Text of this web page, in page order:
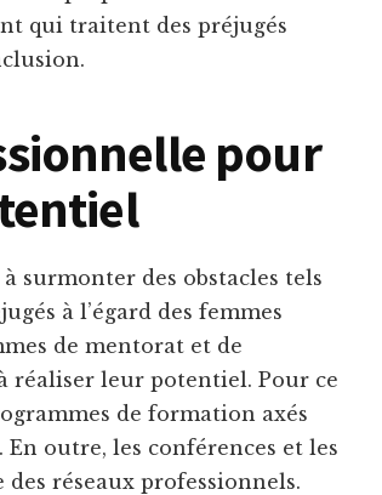
qui traitent des préjugés
pour
surmonter des obstacles tels
à l’égard des femmes
de mentorat et de
réaliser leur potentiel. Pour ce
de formation axés
outre, les conférences et les
réseaux professionnels.